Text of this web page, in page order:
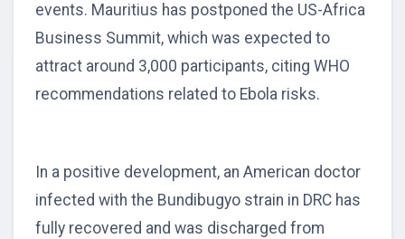
events. Mauritius has postponed the US-Africa
Business Summit, which was expected to
attract around 3,000 participants, citing WHO
recommendations related to Ebola risks.
In a positive development, an American doctor
infected with the Bundibugyo strain in DRC has
fully recovered and was discharged from